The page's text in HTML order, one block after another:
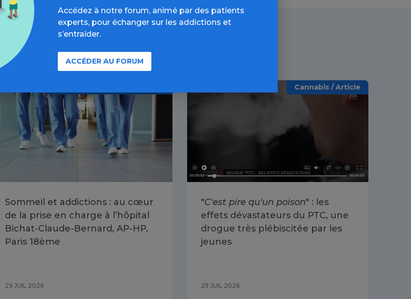
À lire aussi
Sommeil et addictions : au cœur
de la prise en charge à l’hôpital
Bichat-Claude-Bernard, AP-HP,
Paris 18ème
29 JUIL 2026
Cannabis / Article
"C'est pire qu'un poison" : les
effets dévastateurs du PTC, une
drogue très plébiscitée par les
jeunes
29 JUIL 2026
Accédez à notre forum, animé par des patients
experts, pour échanger sur les addictions et
s’entraider.
ACCÉDER AU FORUM